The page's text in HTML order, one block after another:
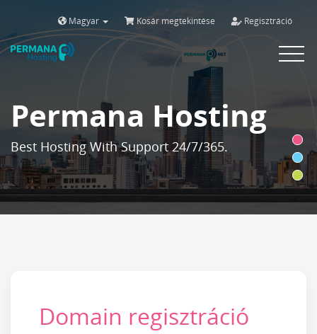
Magyar Kosár megtekintése Regisztráció
Toggle
Permana Hosting
Best Hosting With Support 24/7/365.
Domain regisztráció